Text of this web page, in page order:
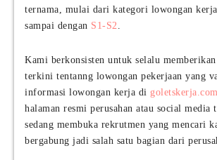
ternama, mulai dari kategori lowongan kerja
sampai dengan S1-S2.
Kami berkonsisten untuk selalu
terkini tentanng lowongan pekerjaan yang
informasi lowongan kerja di goletskerja.com
halaman resmi perusahan atau social media
sedang membuka rekrutmen yang mencari
bergabung jadi salah satu bagian dari